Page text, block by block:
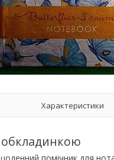
Характеристики
обкладинкою